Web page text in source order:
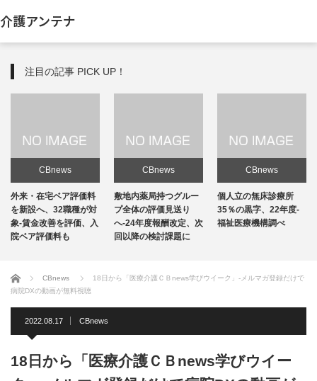
介護アンテナ
注目の記事 PICK UP！
CBnews
敷地内薬局持つグルー
プ全体の評価見送り
へ-24年度報酬改定、次
回以降の検討課題に
CBnews
個人立の無床診療所
35％の黒字、22年度-
福祉医療機構調べ
CBnews
個人立の無床診療所
35％の黒字、22年度-
福祉医療機構調べ
ホーム CBnews
18日から「医療介護ＣＢnews学びウイーク」-メルマガ登録だけで
病院DXの動画が無料視聴
2022.08.17 CBnews
18日から「医療介護ＣＢnews学びウイー